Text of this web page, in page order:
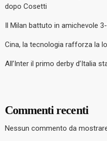
dopo Cosetti
Il Milan battuto in amichevole
Cina, la tecnologia rafforza la
All’Inter il primo derby d’Italia
Commenti recenti
Nessun commento da